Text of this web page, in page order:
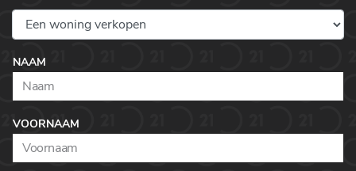
NAAM
VOORNAAM